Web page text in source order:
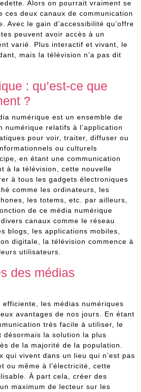
Alors on pourrait vraiment se
ces deux canaux de communication
Avec le gain d’accessibilité qu’offre
peuvent avoir accès à un
varié. Plus interactif et vivant, le
mais la télévision n’a pas dit
: qu’est-ce que
?
numérique est un ensemble de
numérique relatifs à l’application
pour voir, traiter, diffuser ou
ou culturels
en étant une communication
à la télévision, cette nouvelle
à tous les gadgets électroniques
comme les ordinateurs, les
les totems, etc. par ailleurs,
de ce média numérique
canaux comme le réseau
blogs, les applications mobiles,
digitale, la télévision commence à
utilisateurs.
des médias
efficiente, les médias numériques
avantages de nos jours. En étant
très facile à utiliser, le
désormais la solution la plus
de la majorité de la population.
qui vivent dans un lieu qui n’est pas
ou même à l’électricité, cette
À part cela, créer des
maximum de lecteur sur les